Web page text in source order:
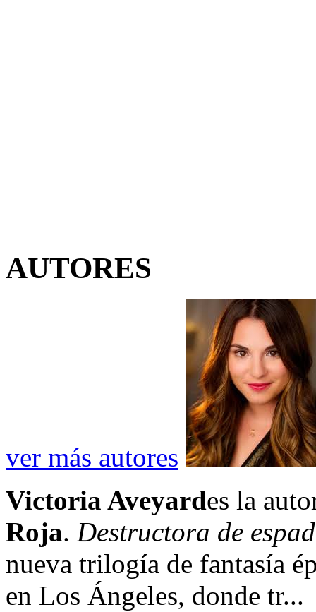
AUTORES
ver más autores
Victoria Aveyardes la
Roja. Destructora de
nueva trilogía de fantasía
en Los Ángeles, donde tr...